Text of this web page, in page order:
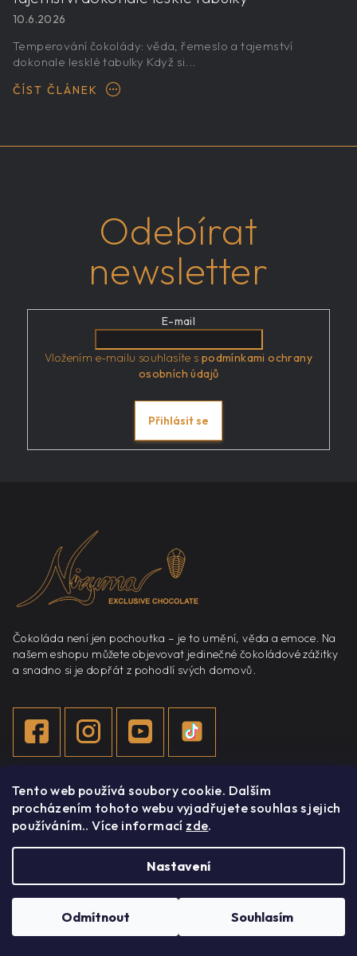
Tento web používá soubory cookie. Dalším
procházením tohoto webu vyjadřujete souhlas s jejich
používáním.. Více informací zde.
Nastavení
Odmítnout Souhlasím
10.6.2026
Temperování čokolády: věda, řemeslo a tajemství
dokonale lesklé tabulky Když si...
ČÍST ČLÁNEK
Odebírat
newsletter
E-mail
Vložením e-mailu souhlasíte s podmínkami ochrany
osobních údajů
Přihlásit se
Čokoláda není jen pochoutka – je to umění, věda a emoce. Na
našem eshopu můžete objevovat jedinečné čokoládové zážitky
a snadno si je dopřát z pohodlí svých domovů.
Informace
Můj účet
Kontakty